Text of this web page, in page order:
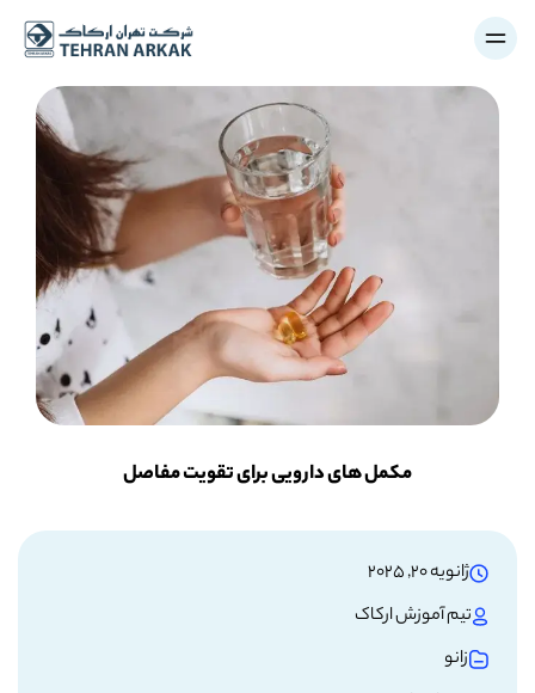
مکمل های دارویی برای تقویت مفاصل
ژانویه 20, 2025
تیم آموزش ارکاک
زانو